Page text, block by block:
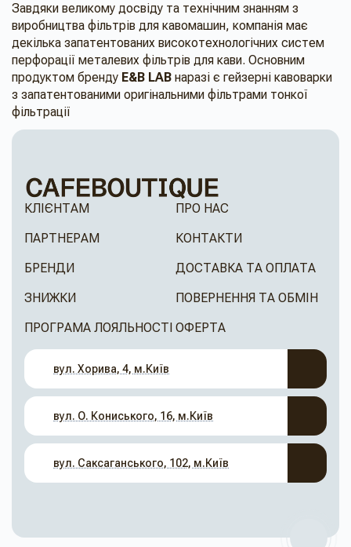
Завдяки великому досвіду та технічним знанням з
виробництва фільтрів для кавомашин, компанія має
декілька запатентованих високотехнологічних систем
перфорації металевих фільтрів для кави. Основним
продуктом бренду E&B LAB наразі є гейзерні кавоварки
з запатентованими оригінальними фільтрами тонкої
фільтрації
КЛІЄНТАМ
ПАРТНЕРАМ
БРЕНДИ
ЗНИЖКИ
ПРОГРАМА ЛОЯЛЬНОСТІ
ПРО НАС
КОНТАКТИ
ДОСТАВКА ТА ОПЛАТА
ПОВЕРНЕННЯ ТА ОБМІН
ОФЕРТА
вул. Хорива, 4, м.Київ
вул. О. Кониського, 16, м.Київ
вул. Саксаганського, 102, м.Київ